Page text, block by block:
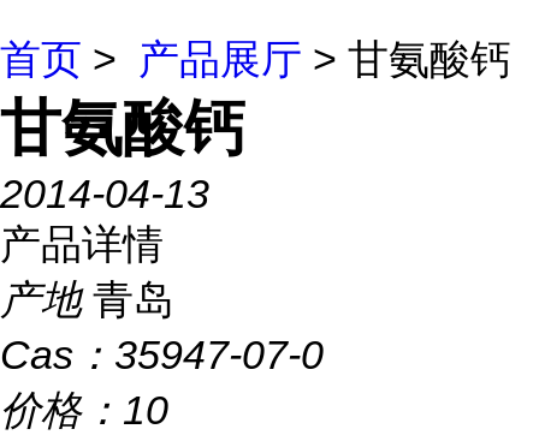
首页 > 产品展厅 > 甘氨酸钙
甘氨酸钙
2014-04-13
产品详情
产地 青岛
Cas： 35947-07-0
价格： 10